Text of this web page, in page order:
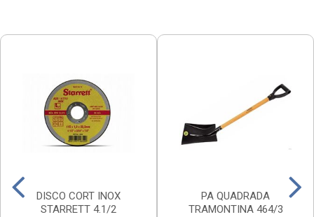
DISCO CORT INOX
STARRETT 4.1/2
PA QUADRADA
TRAMONTINA 464/3